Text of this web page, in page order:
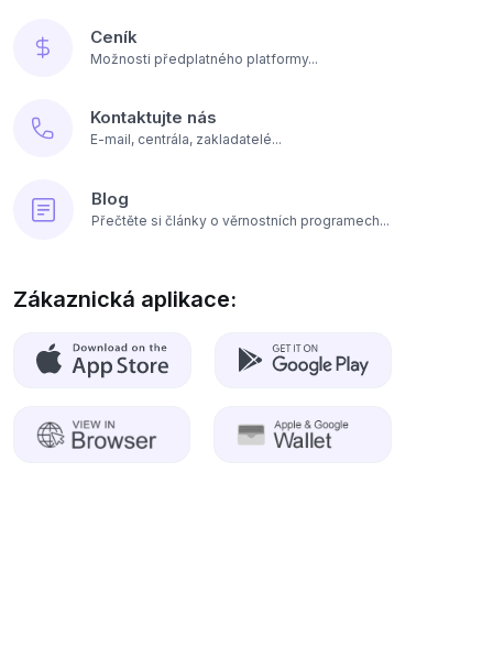
Ceník
Možnosti předplatného platformy...
Kontaktujte nás
E-mail, centrála, zakladatelé...
Blog
Přečtěte si články o věrnostních programech...
Zákaznická aplikace: